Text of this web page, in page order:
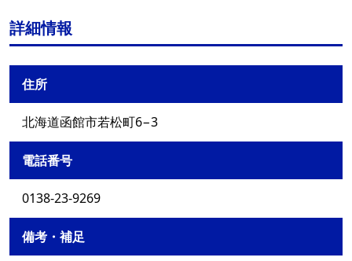
詳細情報
住所
北海道函館市若松町6−3
電話番号
0138-23-9269
備考・補足